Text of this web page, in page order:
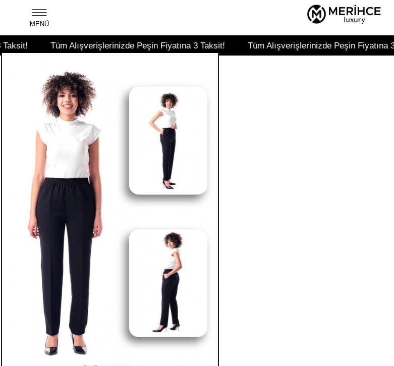
Tüm Alışverişlerinizde Peşin Fiyatına 3 Taksit! Tüm Alışverişlerinizde Peşin Fiyatına 3 Taksit!
MENÜ